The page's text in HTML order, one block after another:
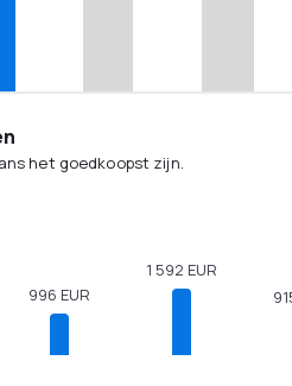
het goedkoopst zijn.
996 EUR
1 592 EUR